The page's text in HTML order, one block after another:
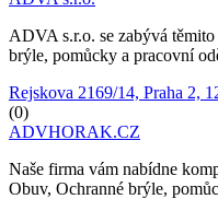
ADVA s.r.o. se zabývá
brýle, pomůcky a pracovní
Rejskova 2169/14, Praha 2,
(0)
ADVHORAK.CZ
Naše firma vám nabídne
Obuv, Ochranné brýle,